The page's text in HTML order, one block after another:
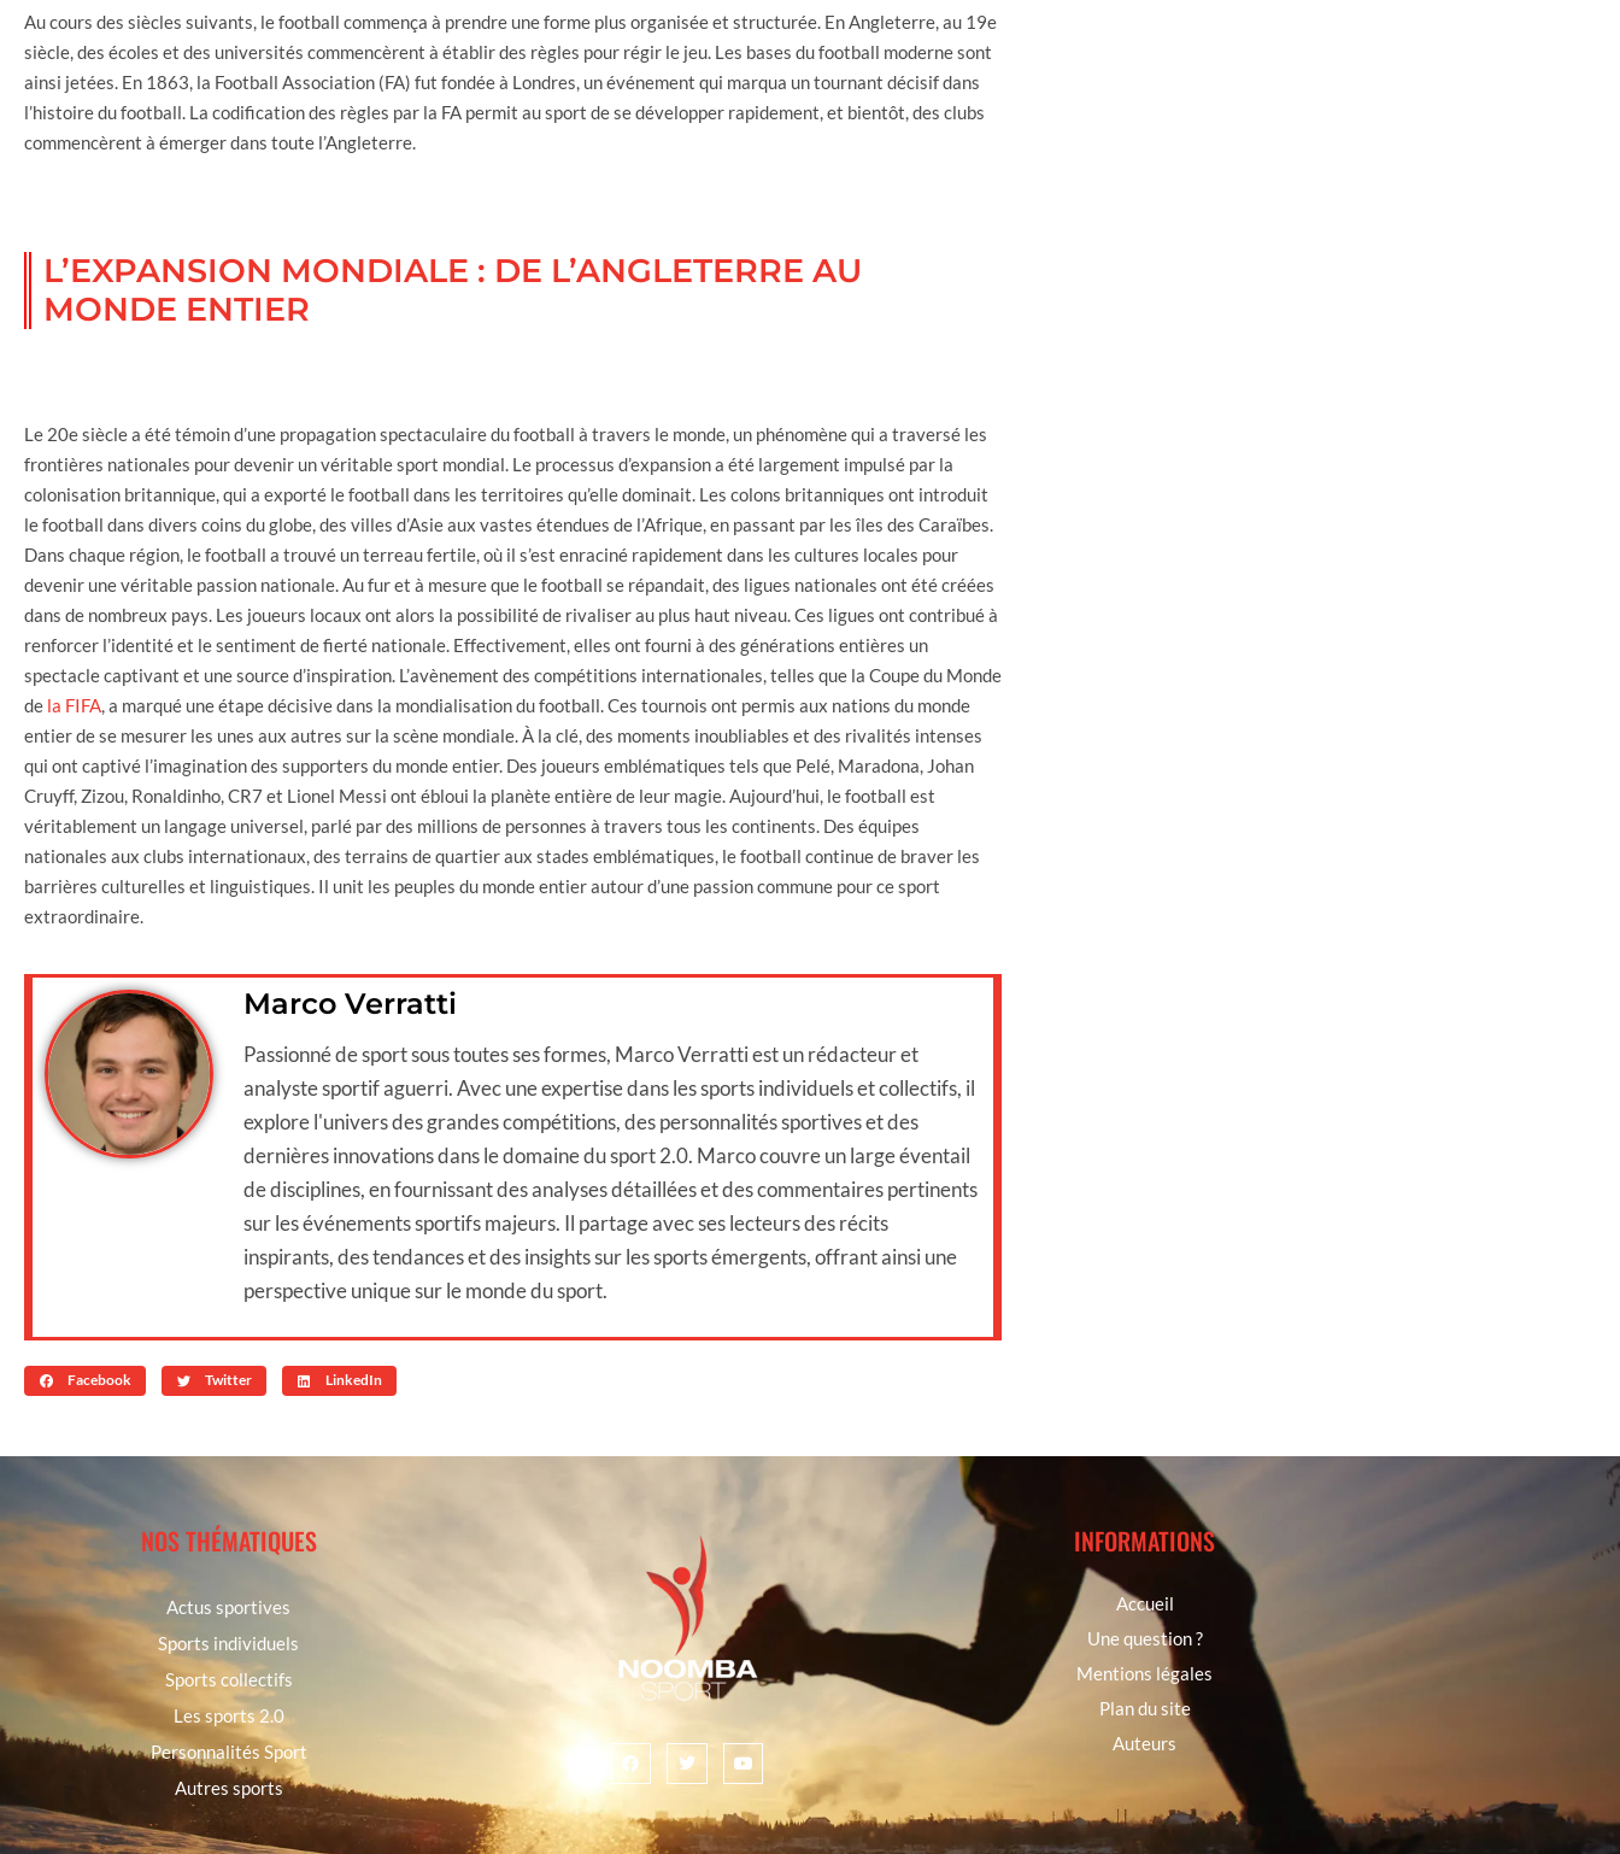
Au cours des siècles suivants, le football commença à prendre une forme plus organisée et structurée. En Angleterre, au 19e
siècle, des écoles et des universités commencèrent à établir des règles pour régir le jeu. Les bases du football moderne sont
ainsi jetées. En 1863, la Football Association (FA) fut fondée à Londres, un événement qui marqua un tournant décisif dans
l’histoire du football. La codification des règles par la FA permit au sport de se développer rapidement, et bientôt, des clubs
commencèrent à émerger dans toute l’Angleterre.
L’EXPANSION MONDIALE : DE L’ANGLETERRE AU
MONDE ENTIER
Le 20e siècle a été témoin d’une propagation spectaculaire du football à travers le monde, un phénomène qui a traversé les
frontières nationales pour devenir un véritable sport mondial. Le processus d’expansion a été largement impulsé par la
colonisation britannique, qui a exporté le football dans les territoires qu’elle dominait. Les colons britanniques ont introduit
le football dans divers coins du globe, des villes d’Asie aux vastes étendues de l’Afrique, en passant par les îles des Caraïbes.
Dans chaque région, le football a trouvé un terreau fertile, où il s’est enraciné rapidement dans les cultures locales pour
devenir une véritable passion nationale. Au fur et à mesure que le football se répandait, des ligues nationales ont été créées
dans de nombreux pays. Les joueurs locaux ont alors la possibilité de rivaliser au plus haut niveau. Ces ligues ont contribué à
renforcer l’identité et le sentiment de fierté nationale. Effectivement, elles ont fourni à des générations entières un
spectacle captivant et une source d’inspiration. L’avènement des compétitions internationales, telles que la Coupe du Monde
de la FIFA, a marqué une étape décisive dans la mondialisation du football. Ces tournois ont permis aux nations du monde
entier de se mesurer les unes aux autres sur la scène mondiale. À la clé, des moments inoubliables et des rivalités intenses
qui ont captivé l’imagination des supporters du monde entier. Des joueurs emblématiques tels que Pelé, Maradona, Johan
Cruyff, Zizou, Ronaldinho, CR7 et Lionel Messi ont ébloui la planète entière de leur magie. Aujourd’hui, le football est
véritablement un langage universel, parlé par des millions de personnes à travers tous les continents. Des équipes
nationales aux clubs internationaux, des terrains de quartier aux stades emblématiques, le football continue de braver les
barrières culturelles et linguistiques. Il unit les peuples du monde entier autour d’une passion commune pour ce sport
extraordinaire.
Marco Verratti
Passionné de sport sous toutes ses formes, Marco Verratti est un rédacteur et
analyste sportif aguerri. Avec une expertise dans les sports individuels et collectifs, il
explore l'univers des grandes compétitions, des personnalités sportives et des
dernières innovations dans le domaine du sport 2.0. Marco couvre un large éventail
de disciplines, en fournissant des analyses détaillées et des commentaires pertinents
sur les événements sportifs majeurs. Il partage avec ses lecteurs des récits
inspirants, des tendances et des insights sur les sports émergents, offrant ainsi une
perspective unique sur le monde du sport.
Facebook Twitter LinkedIn
NOS THÉMATIQUES
Actus sportives
Sports individuels
Sports collectifs
Les sports 2.0
Personnalités Sport
Autres sports
INFORMATIONS
Accueil
Une question ?
Mentions légales
Plan du site
Auteurs